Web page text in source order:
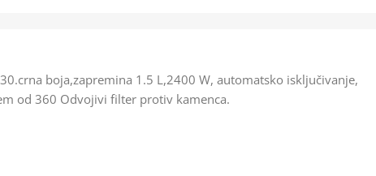
boja,zapremina 1.5 L,2400 W, automatsko isključivanje,
od 360 Odvojivi filter protiv kamenca.